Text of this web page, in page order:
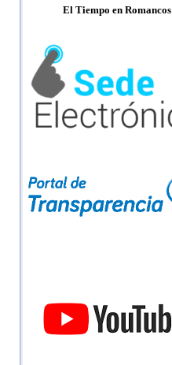
El Tiempo en Romancos